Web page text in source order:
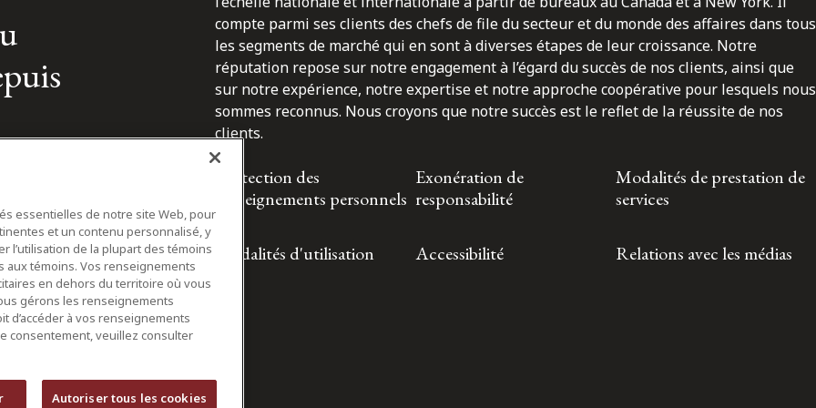
compte parmi ses clients des chefs de file du secteur et du monde des affaires dans tous
les segments de marché qui en sont à diverses étapes de leur croissance. Notre
réputation repose sur notre engagement à l’égard du succès de nos clients, ainsi que
sur notre expérience, notre expertise et notre approche coopérative pour lesquels nous
sommes reconnus. Nous croyons que notre succès est le reflet de la réussite de nos
clients.
Protection des
renseignements personnels
Exonération de
responsabilité
Modalités de prestation de
services
Modalités d'utilisation Accessibilité Relations avec les médias
essentielles de notre site Web, pour
et un contenu personnalisé, y
l’utilisation de la plupart des témoins
témoins. Vos renseignements
en dehors du territoire où vous
gérons les renseignements
d’accéder à vos renseignements
consentement, veuillez consulter
Autoriser tous les cookies